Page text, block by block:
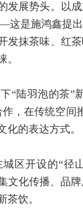
发展势头。以
这是施鸿鑫提
发抹茶味、红
。
“陆羽泡的茶
，在传统空
的表达方式。
区开设的“径
文化传播、品
茶饮。